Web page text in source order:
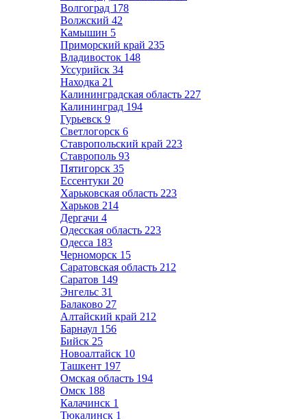
Волгоград 178
Волжский 42
Камышин 5
Приморский край 235
Владивосток 148
Уссурийск 34
Находка 21
Калининградская область 227
Калининград 194
Гурьевск 9
Светлогорск 6
Ставропольский край 223
Ставрополь 93
Пятигорск 35
Ессентуки 20
Харьковская область 223
Харьков 214
Дергачи 4
Одесская область 223
Одесса 183
Черноморск 15
Саратовская область 212
Саратов 149
Энгельс 31
Балаково 27
Алтайский край 212
Барнаул 156
Бийск 25
Новоалтайск 10
Ташкент 197
Омская область 194
Омск 188
Калачинск 1
Тюкалинск 1